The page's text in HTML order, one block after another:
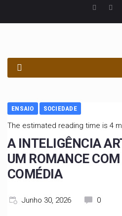
ENSAIO SOCIEDADE
The estimated reading time is 4
A INTELIGÊNCIA
UM ROMANCE
COMÉDIA
Junho 30, 2026 0